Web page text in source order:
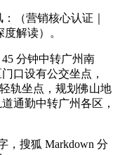
（营销核心认证｜
解读）。
分钟中转广州南
口设有公交坐点，
轨坐点，规划佛山地
通勤中转广州各区，
搜狐 Markdown 分